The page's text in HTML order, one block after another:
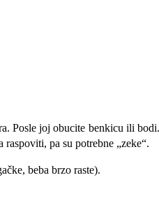
Posle joj obucite benkicu ili
raspoviti, pa su potrebne „zeke“.
beba brzo raste).